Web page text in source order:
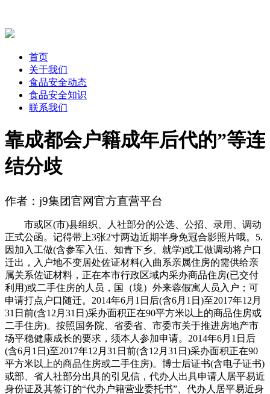
首页
关于我们
食品安全动态
食品安全知识
联系我们
靠成都会户籍成年后代的”等连
结分歧
作者：j9集团官网官方直营平台
市或区(市)县组织、人社部分的公选、公招、录用、调动
正式公函。记得带上3张2寸两边近期半身免冠合影照片哦。5.
因加入工做(含参军入伍、知青下乡、就学)或工做调动将户口
迁出，入户地不变居处佐证材料(入曲系亲属住房的需供给亲
属关系佐证材料，正在本市行政区域内采办商品住房(已交付
利用)或二手住房的人员，国（境）外来蓉假寓人员入户；可
申请打点户口随迁。2014年6月1日后(含6月1日)至2017年12月
31日前(含12月31日)采办面积正在90平方米以上的商品住房或
二手住房)。按照国务院、省委省、市委市关于推进房地产市
场平稳健康成长的要求，须本人参加申请。2014年6月1日后
(含6月1日)至2017年12月31日前(含12月31日)采办面积正在90
平方米以上的商品住房或二手住房)。博士后证书(含电子证书)
或部、省人社部分出具的引见信，代办人出具申请人居平易近
身份证及其签订的“代办户籍营业委托书”、代办人居平易近身